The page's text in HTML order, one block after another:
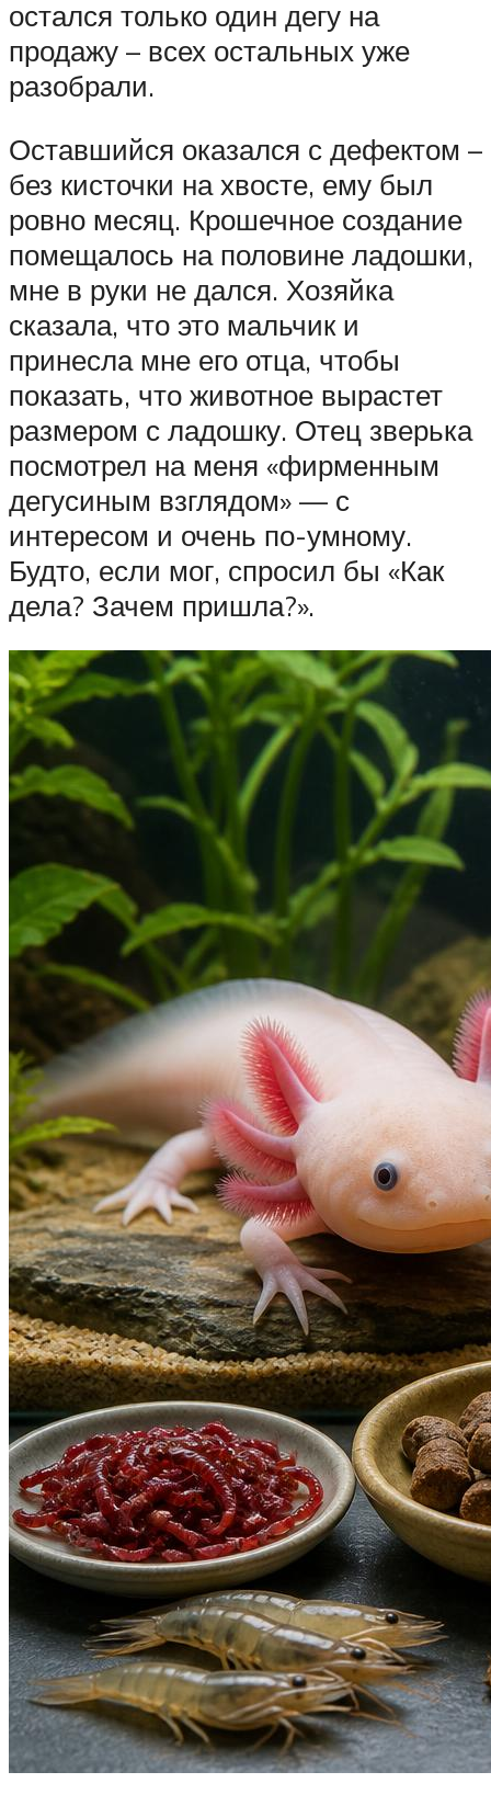
остался только один дегу на
продажу – всех остальных уже
разобрали.
Оставшийся оказался с дефектом –
без кисточки на хвосте, ему был
ровно месяц. Крошечное создание
помещалось на половине ладошки,
мне в руки не дался. Хозяйка
сказала, что это мальчик и
принесла мне его отца, чтобы
показать, что животное вырастет
размером с ладошку. Отец зверька
посмотрел на меня «фирменным
дегусиным взглядом» — с
интересом и очень по-умному.
Будто, если мог, спросил бы «Как
дела? Зачем пришла?».